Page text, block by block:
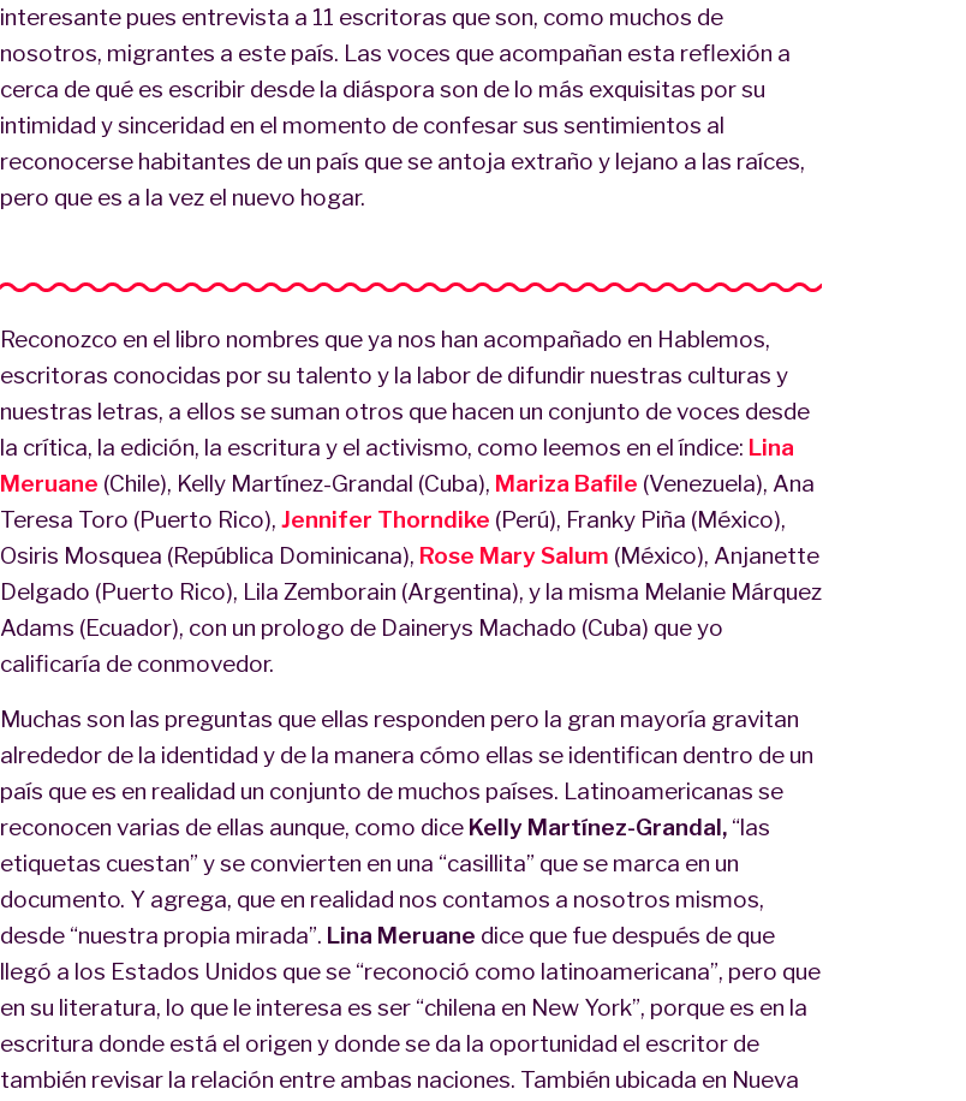
interesante pues entrevista a 11 escritoras que son, como muchos de
nosotros, migrantes a este país. Las voces que acompañan esta reflexión a
cerca de qué es escribir desde la diáspora son de lo más exquisitas por su
intimidad y sinceridad en el momento de confesar sus sentimientos al
reconocerse habitantes de un país que se antoja extraño y lejano a las raíces,
pero que es a la vez el nuevo hogar.
Reconozco en el libro nombres que ya nos han acompañado en Hablemos,
escritoras conocidas por su talento y la labor de difundir nuestras culturas y
nuestras letras, a ellos se suman otros que hacen un conjunto de voces desde
la crítica, la edición, la escritura y el activismo, como leemos en el índice: Lina
Meruane (Chile), Kelly Martínez-Grandal (Cuba), Mariza Bafile (Venezuela), Ana
Teresa Toro (Puerto Rico), Jennifer Thorndike (Perú), Franky Piña (México),
Osiris Mosquea (República Dominicana), Rose Mary Salum (México), Anjanette
Delgado (Puerto Rico), Lila Zemborain (Argentina), y la misma Melanie Márquez
Adams (Ecuador), con un prologo de Dainerys Machado (Cuba) que yo
calificaría de conmovedor.
Muchas son las preguntas que ellas responden pero la gran mayoría gravitan
alrededor de la identidad y de la manera cómo ellas se identifican dentro de un
país que es en realidad un conjunto de muchos países. Latinoamericanas se
reconocen varias de ellas aunque, como dice Kelly Martínez-Grandal,“las
etiquetas cuestan” y se convierten en una “casillita” que se marca en un
documento. Y agrega, que en realidad nos contamos a nosotros mismos,
desde “nuestra propia mirada”. Lina Meruane dice que fue después de que
llegó a los Estados Unidos que se “reconoció como latinoamericana”, pero que
en su literatura, lo que le interesa es ser “chilena en New York”, porque es en la
escritura donde está el origen y donde se da la oportunidad el escritor de
también revisar la relación entre ambas naciones. También ubicada en Nueva